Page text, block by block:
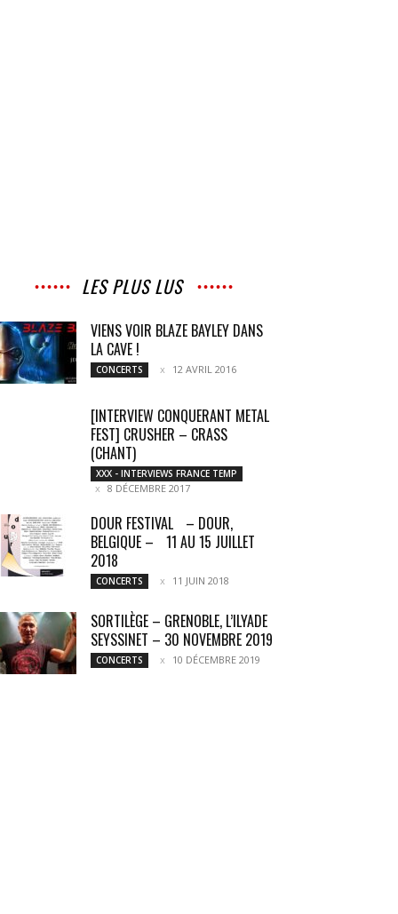
LES PLUS LUS
VIENS VOIR BLAZE BAYLEY DANS
LA CAVE !
CONCERTS 12 AVRIL 2016
[INTERVIEW CONQUERANT METAL
FEST] CRUSHER – CRASS
(CHANT)
XXX - INTERVIEWS FRANCE TEMP
8 DÉCEMBRE 2017
DOUR FESTIVAL – DOUR,
BELGIQUE – 11 AU 15 JUILLET
2018
CONCERTS 11 JUIN 2018
SORTILÈGE – GRENOBLE, L’ILYADE
SEYSSINET – 30 NOVEMBRE 2019
CONCERTS 10 DÉCEMBRE 2019